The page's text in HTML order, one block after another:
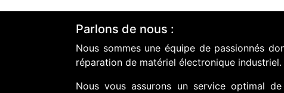
Parlons de nous :
Nous sommes une équipe de passionnés
réparation de matériel électronique industriel.
Nous vous assurons un service optimal